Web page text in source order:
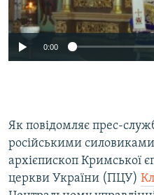
0:00
Як повідомляє прес-
російськими
архієпископ Кримської
церкви України (ПЦУ)